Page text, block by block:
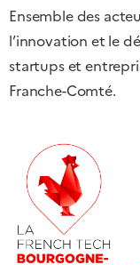
Ensemble des
l’innovation et le
startups et
Franche-Comté.